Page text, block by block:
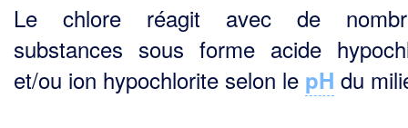
Le chlore réagit avec de
substances sous forme acide
et/ou ion hypochlorite selon le pH du